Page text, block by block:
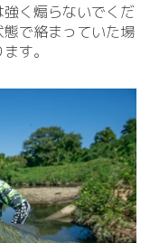
く煽らないでくだ
で絡まっていた場
す。